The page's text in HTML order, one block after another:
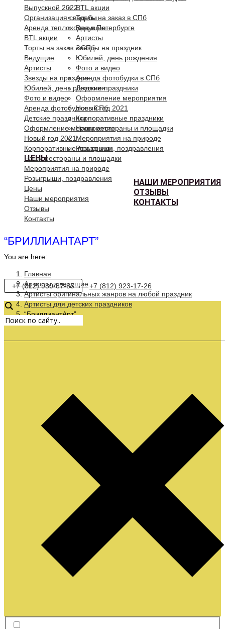
BTL акции
Торты на заказ в СПб
Ведущие
Артисты
Звезды на праздник
Юбилей, день рождения
Фото и видео
Аренда фотобудки в СПб
Детские праздники
Оформление мероприятия
Новый год 2021
Корпоративные праздники
Наши рестораны и площадки
Мероприятия на природе
Розыгрыши, поздравления
ЦЕНЫ
НАШИ МЕРОПРИЯТИЯ
ОТЗЫВЫ
КОНТАКТЫ
Выпускной 2022
Организация свадьбы
Аренда теплоходов в Петербурге
BTL акции
Торты на заказ в СПб
Ведущие
Артисты
Звезды на праздник
Юбилей, день рождения
Фото и видео
Аренда фотобудки в СПб
Детские праздники
Оформление мероприятия
Новый год 2021
Корпоративные праздники
Наши рестораны и площадки
Мероприятия на природе
Розыгрыши, поздравления
Цены
Наши мероприятия
Отзывы
Контакты
“БРИЛЛИАНТАРТ”
You are here:
Главная
Артисты и ведущие
Артисты оригинальных жанров на любой праздник
Артисты для детских праздников
“БриллиантАрт”
+7 (812) 980-87-85 +7 (812) 923-17-26